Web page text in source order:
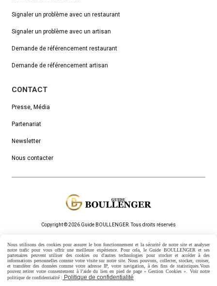
Signaler un problème avec un restaurant
Signaler un problème avec un artisan
Demande de référencement restaurant
Demande de référencement artisan
CONTACT
Presse, Média
Partenariat
Newsletter
Nous contacter
Copyright © 2026 Guide BOULLENGER.Τous droits réservés
Mon Compte
Créer un site internet
Nous utilisons des cookies pour assurer le bon fonctionnement et la sécurité de notre site et analyser
notre trafic pour vous offrir une meilleure expérience. Pour cela, le Guide BOULLENGER et ses
partenaires peuvent utiliser des cookies ou d'autres technologies pour stocker et accéder à des
informations personnelles comme votre visite sur notre site.Nous pouvons, collecter, stocker, croiser,
et transférer des données comme votre adresse IP, votre navigation, à des fins de statistiques. Vous
pouvez retirer votre consentement à l’aide du lien en pied de page « Gestion Cookies ». Voir notre
politique de confidentialité : Politique de confidentialité